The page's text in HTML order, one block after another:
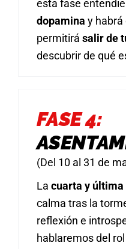
esta fase
dopamina y habrá
permitirá salir de
descubrir de qué
FASE 4:
(Del 10 al 31 de
La cuarta y última
calma tras la
reflexión e
hablaremos del